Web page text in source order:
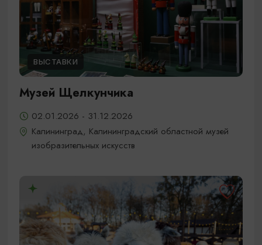
ВЫСТАВКИ
Музей Щелкунчика
02.01.2026 - 31.12.2026
Калининград, Калининградский областной музей
изобразительных искусств